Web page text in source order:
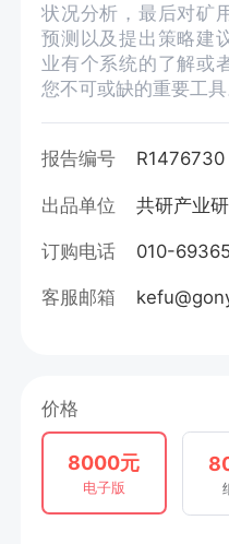
状况分析，最后对矿
预测以及提出策略建
业有个系统的了解或
您不可或缺的重要工具
报告编号 R1476730
出品单位 共研产业
订购电话 010-
客服邮箱
价格
8000元
电子版